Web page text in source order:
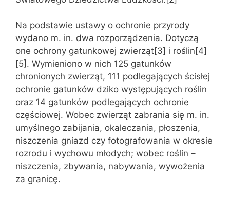
Na podstawie ustawy o ochronie przyrody
wydano m. in. dwa rozporządzenia. Dotyczą
one ochrony gatunkowej zwierząt[3] i roślin[4]
[5]. Wymieniono w nich 125 gatunków
chronionych zwierząt, 111 podlegających ścisłej
ochronie gatunków dziko występujących roślin
oraz 14 gatunków podlegających ochronie
częściowej. Wobec zwierząt zabrania się m. in.
umyślnego zabijania, okaleczania, płoszenia,
niszczenia gniazd czy fotografowania w okresie
rozrodu i wychowu młodych; wobec roślin –
niszczenia, zbywania, nabywania, wywożenia
za granicę.